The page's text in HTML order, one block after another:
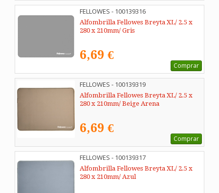
FELLOWES - 100139316
Alfombrilla Fellowes Breyta XL/ 2.5 x
280 x 210mm/ Gris
6,69 €
Comprar
FELLOWES - 100139319
Alfombrilla Fellowes Breyta XL/ 2.5 x
280 x 210mm/ Beige Arena
6,69 €
Comprar
FELLOWES - 100139317
Alfombrilla Fellowes Breyta XL/ 2.5 x
280 x 210mm/ Azul